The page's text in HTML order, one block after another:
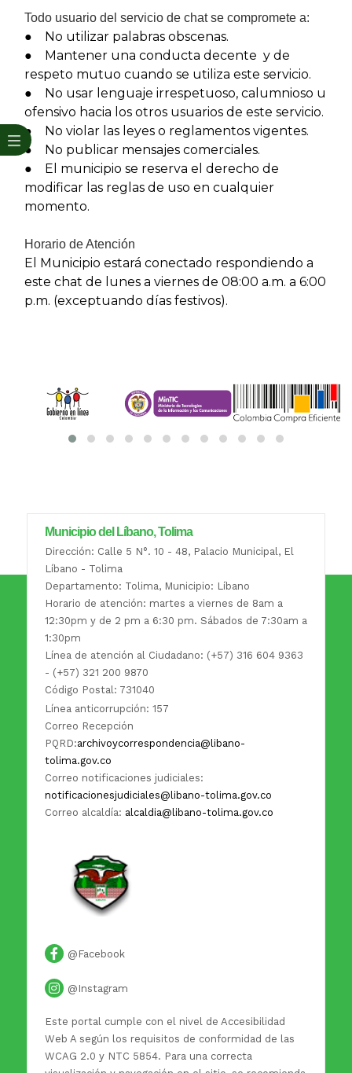
Todo usuario del servicio de chat se compromete a:
● No utilizar palabras obscenas.
● Mantener una conducta decente y de
respeto mutuo cuando se utiliza este servicio.
● No usar lenguaje irrespetuoso, calumnioso u
ofensivo hacia los otros usuarios de este servicio.
● No violar las leyes o reglamentos vigentes.
● No publicar mensajes comerciales.
● El municipio se reserva el derecho de
modificar las reglas de uso en cualquier
momento.​
Horario de Atención
El Municipio estará conectado respondiendo a
este chat de lunes a viernes de 08:00 a.m. a 6:00
p.m. (exceptuando días festivos).​
Municipio del Líbano, Tolima
Dirección: Calle 5 N°. 10 - 48, Palacio Municipal, El
Líbano - Tolima
Departamento: Tolima, Municipio: Líbano
Horario de atención: martes a viernes de 8am a
12:30pm y de 2 pm a 6:30 pm. Sábados de 7:30am a
1:30pm
Línea de atención al Ciudadano: (+57) 316 604 9363
- (+57) 321 200 9870
Código Postal: 731040
Línea anticorrupción: 157
Correo Recepción
PQRD:archivoycorrespondencia@libano-
tolima.gov.co
Correo notificaciones judiciales:
notificacionesjudiciales@libano-tolima.gov.co
Correo alcaldía: alcaldia@libano-tolima.gov.co
@Facebook
@Instagram
Este portal cumple con el nivel de Accesibilidad
Web A según los requisitos de conformidad de las
WCAG 2.0 y NTC 5854. Para una correcta